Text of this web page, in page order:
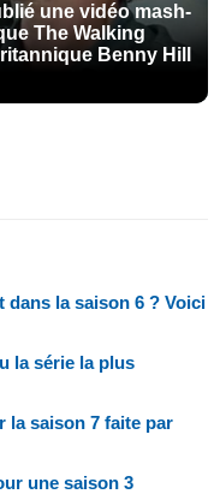
une vidéo mash-
The Walking
Benny Hill
dans la saison 6 ? Voici
la série la plus
la saison 7 faite par
une saison 3